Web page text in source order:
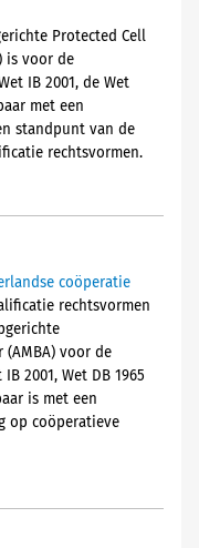
Protected Cell
is voor de
IB 2001, de Wet
met een
standpunt van de
rechtsvormen.
coöperatie
rechtsvormen
voor de
2001, Wet DB 1965
is met een
op coöperatieve